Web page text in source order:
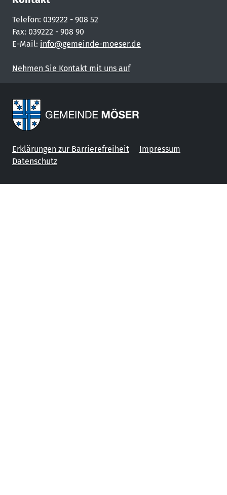
Telefon: 039222 - 908 52
Fax: 039222 - 908 90
E-Mail: info@gemeinde-moeser.de
Nehmen Sie Kontakt mit uns auf
Erklärungen zur Barrierefreiheit
Impressum
Datenschutz